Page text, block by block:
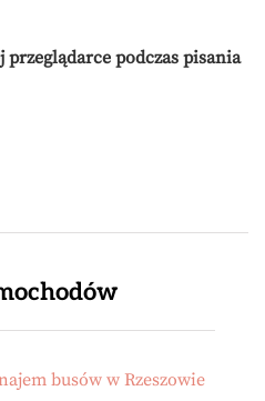
przeglądarce podczas pisania
busów w Rzeszowie